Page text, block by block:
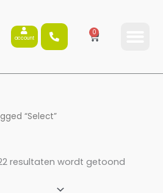
account
0
Winkelwagen
“Select”
resultaten wordt getoond